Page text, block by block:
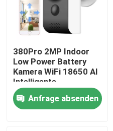
Zu Hause
380Pro 2MP Indoor
Low Power Battery
Kamera WiFi 18650 AI
Intelligente
Bewegungserkennung
Heimüberwachungskamera
Anfrage absenden